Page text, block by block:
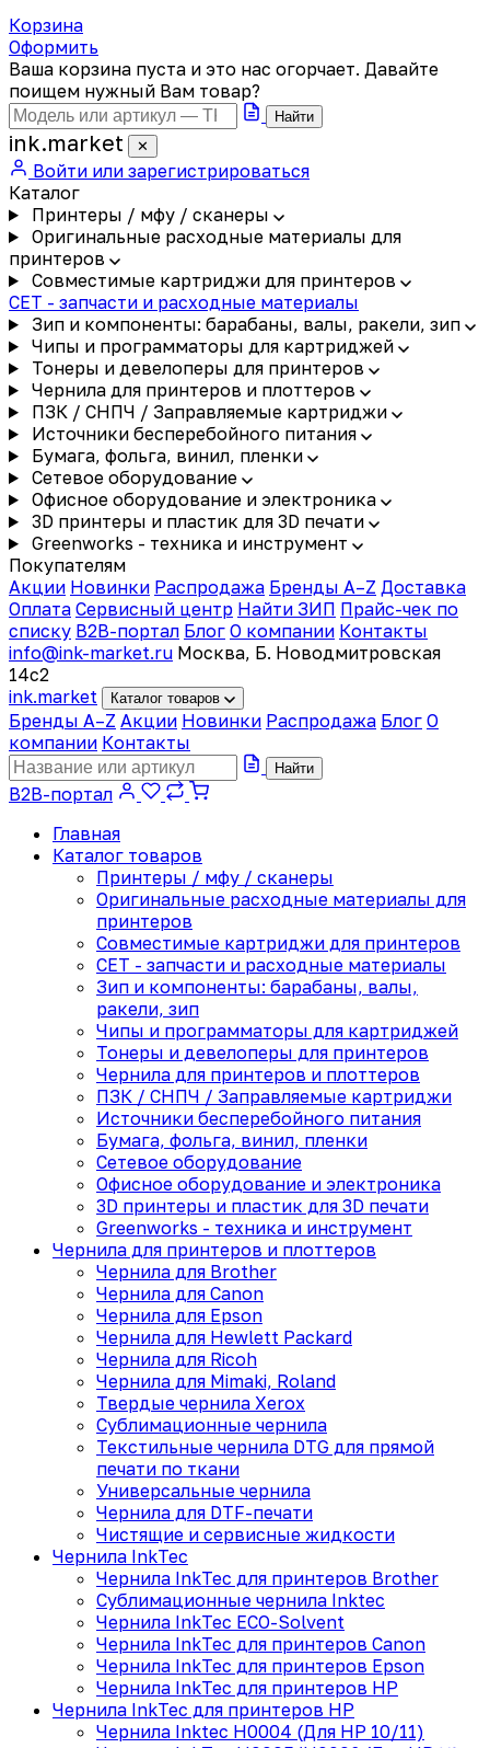
Корзина
Оформить
Ваша корзина пуста и это нас огорчает. Давайте
поищем нужный Вам товар?
Найти
ink.market ✕
Войти или зарегистрироваться
Каталог
Принтеры / мфу / сканеры
Оригинальные расходные материалы для
принтеров
Совместимые картриджи для принтеров
CET - запчасти и расходные материалы
Зип и компоненты: барабаны, валы, ракели, зип
Чипы и программаторы для картриджей
Тонеры и девелоперы для принтеров
Чернила для принтеров и плоттеров
ПЗК / СНПЧ / Заправляемые картриджи
Источники бесперебойного питания
Бумага, фольга, винил, пленки
Сетевое оборудование
Офисное оборудование и электроника
3D принтеры и пластик для 3D печати
Greenworks - техника и инструмент
Покупателям
Акции Новинки Распродажа Бренды A–Z Доставка
Оплата Сервисный центр Найти ЗИП Прайс-чек по
списку B2B-портал Блог О компании Контакты
info@ink-market.ru Москва, Б. Новодмитровская
14с2
ink.market Каталог товаров
Бренды A–Z Акции Новинки Распродажа Блог О
компании Контакты
Найти
B2B-портал
Главная
Каталог товаров
Принтеры / мфу / сканеры
Оригинальные расходные материалы для
принтеров
Совместимые картриджи для принтеров
CET - запчасти и расходные материалы
Зип и компоненты: барабаны, валы,
ракели, зип
Чипы и программаторы для картриджей
Тонеры и девелоперы для принтеров
Чернила для принтеров и плоттеров
ПЗК / СНПЧ / Заправляемые картриджи
Источники бесперебойного питания
Бумага, фольга, винил, пленки
Сетевое оборудование
Офисное оборудование и электроника
3D принтеры и пластик для 3D печати
Greenworks - техника и инструмент
Чернила для принтеров и плоттеров
Чернила для Brother
Чернила для Canon
Чернила для Epson
Чернила для Hewlett Packard
Чернила для Ricoh
Чернила для Mimaki, Roland
Твердые чернила Xerox
Сублимационные чернила
Текстильные чернила DTG для прямой
печати по ткани
Универсальные чернила
Чернила для DTF-печати
Чистящие и сервисные жидкости
Чернила InkTec
Чернила InkTec для принтеров Brother
Сублимационные чернила Inktec
Чернила InkTec ECO-Solvent
Чернила InkTec для принтеров Canon
Чернила InkTec для принтеров Epson
Чернила InkTec для принтеров HP
Чернила InkTec для принтеров HP
Чернила Inktec H0004 (Для HP 10/11)